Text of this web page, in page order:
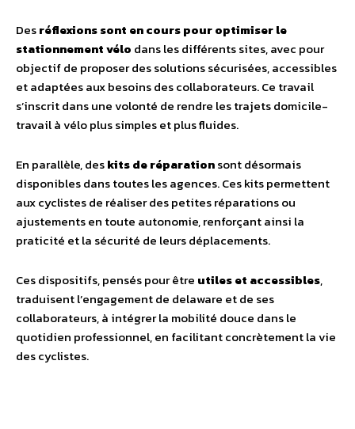
Desréflexions sont en cours pour optimiser le
stationnement vélo dans les différents sites, avec pour
objectif de proposer des solutions sécurisées, accessibles
et adaptées aux besoins des collaborateurs. Ce travail
s’inscrit dans une volonté de rendre les trajets domicile-
travail à vélo plus simples et plus fluides.
En parallèle, deskits de réparationsont désormais
disponibles dans toutes les agences. Ces kits permettent
aux cyclistes de réaliser des petites réparations ou
ajustements en toute autonomie, renforçant ainsi la
praticité et la sécurité de leurs déplacements.
Ces dispositifs, pensés pour être utiles et accessibles,
traduisent l’engagement de delaware et de ses
collaborateurs, à intégrer la mobilité douce dans le
quotidien professionnel, en facilitant concrètement la vie
des cyclistes.